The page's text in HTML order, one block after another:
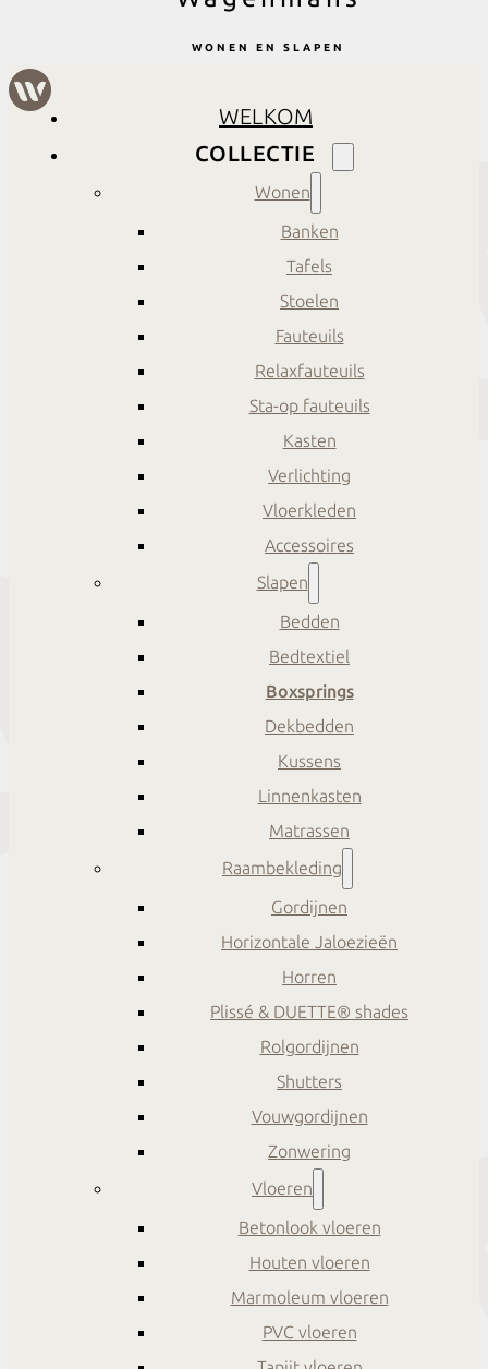
WONEN EN SLAPEN
WELKOM
COLLECTIE
Wonen
Banken
Tafels
Stoelen
Fauteuils
Relaxfauteuils
Sta-op fauteuils
Kasten
Verlichting
Vloerkleden
Accessoires
Slapen
Bedden
Bedtextiel
Boxsprings
Dekbedden
Kussens
Linnenkasten
Matrassen
Raambekleding
Gordijnen
Horizontale Jaloezieën
Horren
Plissé & DUETTE® shades
Rolgordijnen
Shutters
Vouwgordijnen
Zonwering
Vloeren
Betonlook vloeren
Houten vloeren
Marmoleum vloeren
PVC vloeren